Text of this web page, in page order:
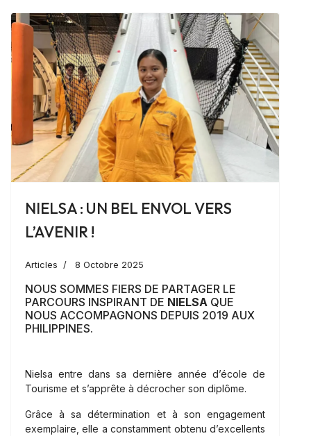
NIELSA : UN BEL ENVOL VERS
L’AVENIR !
Articles 8 Octobre 2025
NOUS SOMMES FIERS DE PARTAGER LE
PARCOURS INSPIRANT DE NIELSA QUE
NOUS ACCOMPAGNONS DEPUIS 2019 AUX
PHILIPPINES.
Nielsa entre dans sa dernière année d’école de
Tourisme et s’apprête à décrocher son diplôme.
Grâce à sa détermination et à son engagement
exemplaire, elle a constamment obtenu d’excellents